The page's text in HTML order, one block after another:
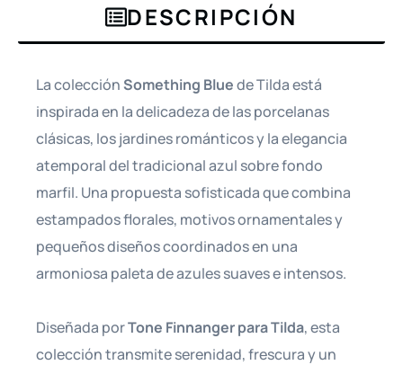
DESCRIPCIÓN
La colección Something Bluede Tilda está
inspirada en la delicadeza de las porcelanas
clásicas, los jardines románticos y la elegancia
atemporal del tradicional azul sobre fondo
marfil. Una propuesta sofisticada que combina
estampados florales, motivos ornamentales y
pequeños diseños coordinados en una
armoniosa paleta de azules suaves e intensos.
Diseñada porTone Finnanger para Tilda, esta
colección transmite serenidad, frescura y un